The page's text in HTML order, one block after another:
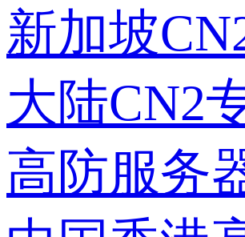
新加坡
大陆CN2
高防服务